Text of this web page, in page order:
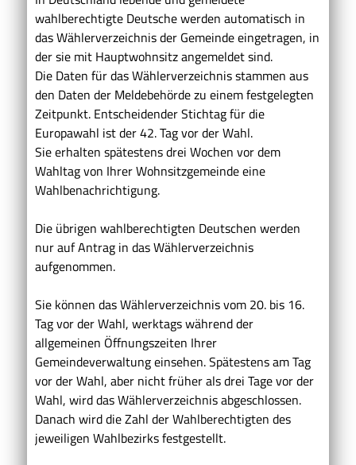
wahlberechtigte Deutsche werden automatisch in
das Wählerverzeichnis der Gemeinde eingetragen, in
der sie mit Hauptwohnsitz angemeldet sind.
Die Daten für das Wählerverzeichnis stammen aus
den Daten der Meldebehörde zu einem festgelegten
Zeitpunkt. Entscheidender Stichtag für die
Europawahl ist der 42. Tag vor der Wahl.
Sie erhalten spätestens drei Wochen vor dem
Wahltag von Ihrer Wohnsitzgemeinde eine
Wahlbenachrichtigung.
Die übrigen wahlberechtigten Deutschen werden
nur auf Antrag in das Wählerverzeichnis
aufgenommen.
Sie können das Wählerverzeichnis vom 20. bis 16.
Tag vor der Wahl, werktags während der
allgemeinen Öffnungszeiten Ihrer
Gemeindeverwaltung einsehen. Spätestens am Tag
vor der Wahl, aber nicht früher als drei Tage vor der
Wahl, wird das Wählerverzeichnis abgeschlossen.
Danach wird die Zahl der Wahlberechtigten des
jeweiligen Wahlbezirks festgestellt.